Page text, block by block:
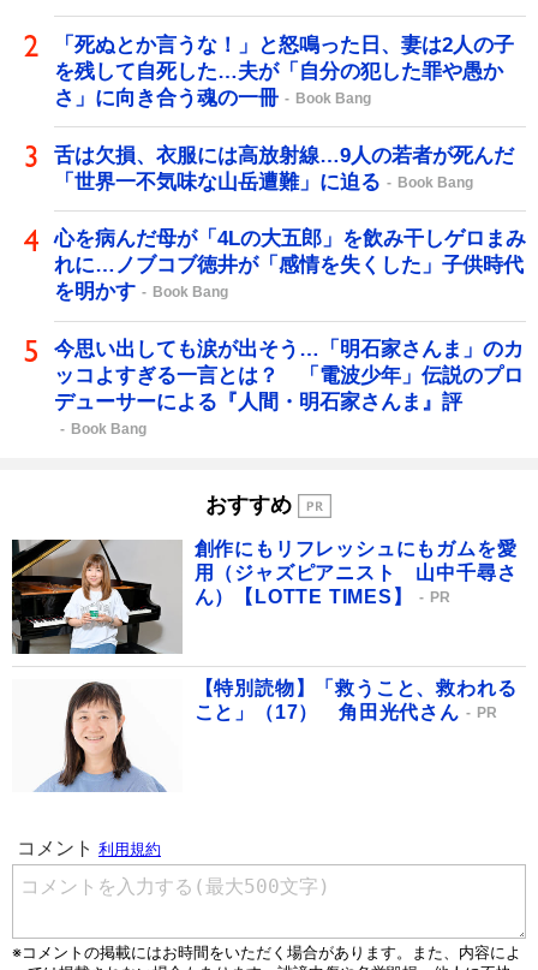
「死ぬとか言うな！」と怒鳴った日、妻は2人の子
を残して自死した…夫が「自分の犯した罪や愚か
さ」に向き合う魂の一冊
Book Bang
舌は欠損、衣服には高放射線…9人の若者が死んだ
「世界一不気味な山岳遭難」に迫る
Book Bang
心を病んだ母が「4Lの大五郎」を飲み干しゲロまみ
れに…ノブコブ徳井が「感情を失くした」子供時代
を明かす
Book Bang
今思い出しても涙が出そう…「明石家さんま」のカ
ッコよすぎる一言とは？ 「電波少年」伝説のプロ
デューサーによる『人間・明石家さんま』評
Book Bang
おすすめ
創作にもリフレッシュにもガムを愛
用（ジャズピアニスト 山中千尋さ
ん）【LOTTE TIMES】
PR
【特別読物】「救うこと、救われる
こと」（17） 角田光代さん
PR